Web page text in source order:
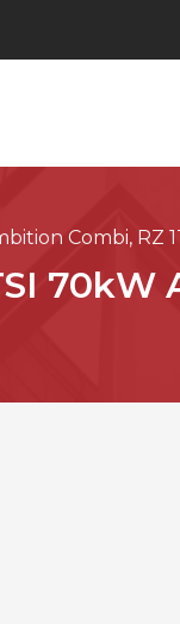
Combi, RZ